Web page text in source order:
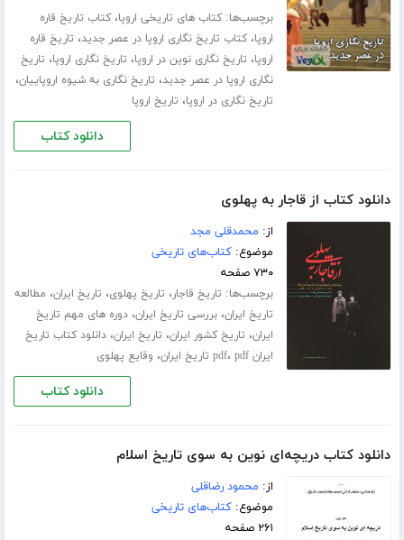
برچسب‌ها:کتاب های تاریخی اروپا،کتاب تاریخ قاره
اروپا،کتاب تاریخ نگاری اروپا در عصر جدید، تاریخ قاره
اروپا، تاریخ نگاری نوین در اروپا، تاریخ نگاری اروپا، تاریخ
نگاری اروپا در عصر جدید، تاریخ نگاری به شیوه اروپاییان،
تاریخ نگاری در اروپا، تاریخ اروپا
دانلود کتاب
دانلود کتاب از قاجار به پهلوی
از: محمدقلی مجد
موضوع:کتاب‌های تاریخی
۷۳۰ صفحه
برچسب‌ها: تاریخ قاجار، تاریخ پهلوی، تاریخ ایران، مطالعه
تاریخ ایران،بررسی تاریخ ایران،دوره های مهم تاریخ
ایران، تاریخ کشور ایران، تاریخ ایران،دانلود کتاب تاریخ
ایران pdf
، pdf تاریخ ایران ، وقایع پهلوی
دانلود کتاب
دانلود کتاب دریچه‌ای نوین به سوی تاریخ اسلام
از: محمود رضاقلی
موضوع:کتاب‌های تاریخی
۲۶۱ صفحه